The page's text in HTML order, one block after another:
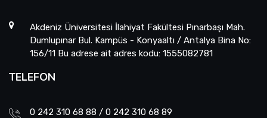
Akdeniz Üniversitesi İlahiyat Fakültesi Pınarbaşı Mah.
Dumlupınar Bul. Kampüs - Konyaaltı / Antalya Bina No:
156/11 Bu adrese ait adres kodu: 1555082781
TELEFON
0 242 310 68 88 / 0 242 310 68 89